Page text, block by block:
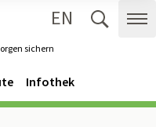
sichern
EN
Infothek